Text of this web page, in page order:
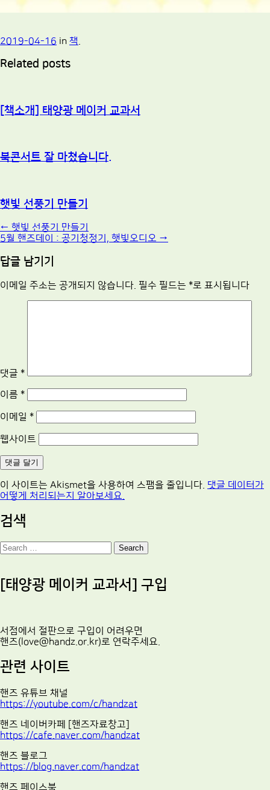
2019-04-16 in 책
Related posts
[책소개] 태양광 메이커 교과서
북콘서트 잘 마쳤습니다.
햇빛 선풍기 만들기
Post
navigation
← 햇빛 선풍기 만들기
5월 핸즈데이 : 공기청정기, 햇빛오디오 →
답글 남기기
이메일 주소는 공개되지 않습니다. 필수 필드는 *로 표시됩니다
댓글 *
이름 *
이메일 *
웹사이트
이 사이트는 Akismet을 사용하여 스팸을 줄입니다. 댓글 데이터가
어떻게 처리되는지 알아보세요.
검색
Search
[태양광 메이커 교과서] 구입
서점에서 절판으로 구입이 어려우면
핸즈(love@handz.or.kr)로 연락주세요.
관련 사이트
핸즈 유튜브 채널
https://youtube.com/c/handzat
핸즈 네이버카페 [핸즈자료창고]
https://cafe.naver.com/handzat
핸즈 블로그
https://blog.naver.com/handzat
핸즈 페이스북